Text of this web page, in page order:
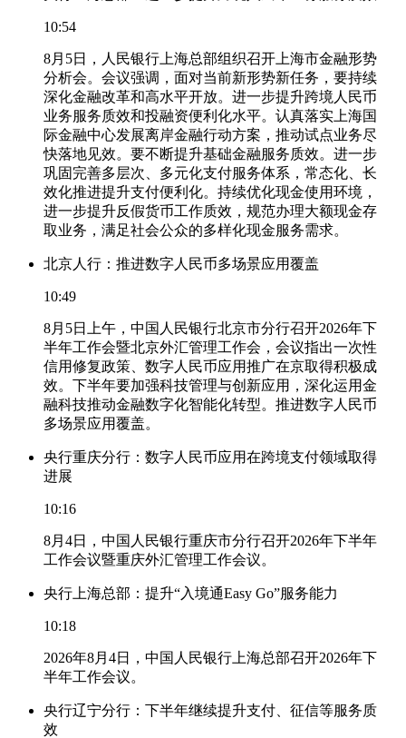
10:54
8月5日，人民银行上海总部组织召开上海市金融形势
分析会。会议强调，面对当前新形势新任务，要持续
深化金融改革和高水平开放。进一步提升跨境人民币
业务服务质效和投融资便利化水平。认真落实上海国
际金融中心发展离岸金融行动方案，推动试点业务尽
快落地见效。要不断提升基础金融服务质效。进一步
巩固完善多层次、多元化支付服务体系，常态化、长
效化推进提升支付便利化。持续优化现金使用环境，
进一步提升反假货币工作质效，规范办理大额现金存
取业务，满足社会公众的多样化现金服务需求。
北京人行：推进数字人民币多场景应用覆盖
10:49
8月5日上午，中国人民银行北京市分行召开2026年下
半年工作会暨北京外汇管理工作会，会议指出一次性
信用修复政策、数字人民币应用推广在京取得积极成
效。下半年要加强科技管理与创新应用，深化运用金
融科技推动金融数字化智能化转型。推进数字人民币
多场景应用覆盖。
央行重庆分行：数字人民币应用在跨境支付领域取得
进展
10:16
8月4日，中国人民银行重庆市分行召开2026年下半年
工作会议暨重庆外汇管理工作会议。
央行上海总部：提升“入境通Easy Go”服务能力
10:18
2026年8月4日，中国人民银行上海总部召开2026年下
半年工作会议。
央行辽宁分行：下半年继续提升支付、征信等服务质
效